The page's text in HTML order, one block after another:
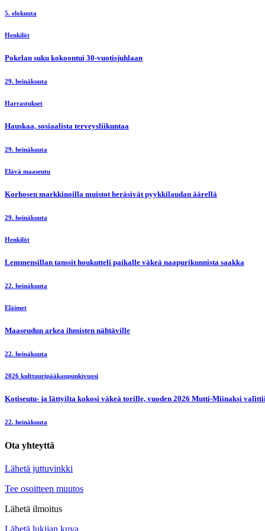
5. elokuuta
Henkilöt
Pokelan suku kokoontui 30-vuotisjuhlaan
29. heinäkuuta
Harrastukset
Hauskaa, sosiaalista terveysliikuntaa
29. heinäkuuta
Elävä maaseutu
Korhosen markkinoilla muistot heräsivät pyykkilaudan äärellä
29. heinäkuuta
Henkilöt
Lemmensillan tanssit houkutteli paikalle väkeä naapurikunnista saakka
22. heinäkuuta
Eläimet
Maaseudun arkea ihmisten nähtäville
22. heinäkuuta
2026 kulttuuripääkaupunkivuosi
Kotiseutu- ja lättyilta kokosi väkeä torille, vuoden 2026 Mutti-Miinaksi
22. heinäkuuta
Ota yhteyttä
Lähetä juttuvinkki
Tee osoitteen muutos
Lähetä ilmoitus
Lähetä lukijan kuva